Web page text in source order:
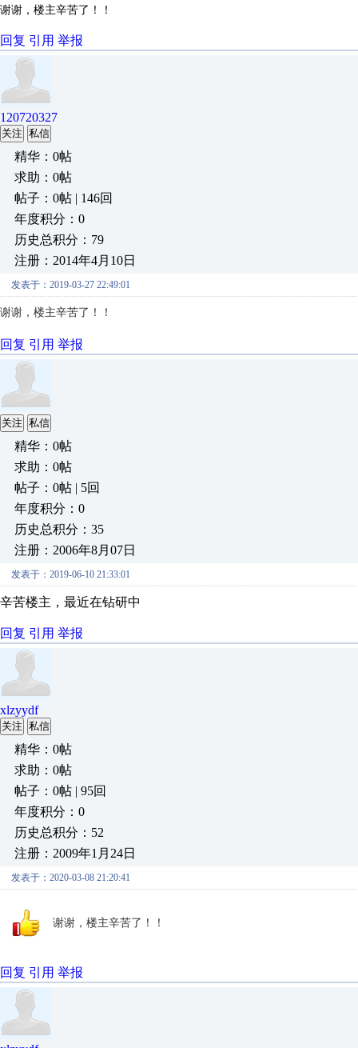
谢谢，楼主辛苦了！！
回复 引用 举报
120720327
关注 私信
精华：0帖
求助：0帖
帖子：0帖 | 146回
年度积分：0
历史总积分：79
注册：2014年4月10日
发表于：2019-03-27 22:49:01
谢谢，楼主辛苦了！！
回复 引用 举报
关注 私信
精华：0帖
求助：0帖
帖子：0帖 | 5回
年度积分：0
历史总积分：35
注册：2006年8月07日
发表于：2019-06-10 21:33:01
辛苦楼主，最近在钻研中
回复 引用 举报
xlzyydf
关注 私信
精华：0帖
求助：0帖
帖子：0帖 | 95回
年度积分：0
历史总积分：52
注册：2009年1月24日
发表于：2020-03-08 21:20:41
谢谢，楼主辛苦了！！
回复 引用 举报